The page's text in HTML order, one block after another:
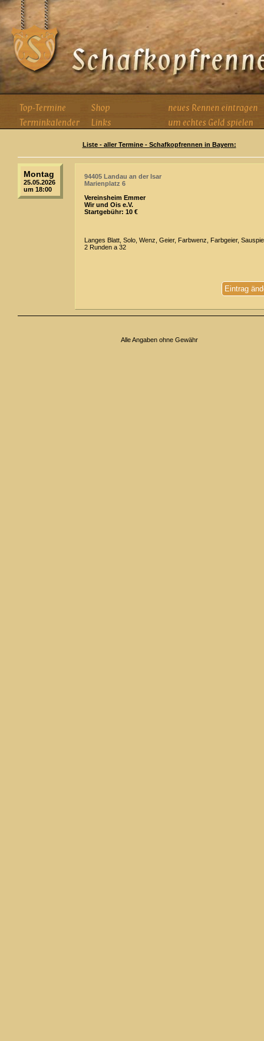
Liste - aller Termine - Schafkopfrennen in Bayern:
Montag
25.05.2026
um 18:00
94405 Landau an der Isar
Marienplatz 6
Vereinsheim Emmer
Wir und Ois e.V.
Startgebühr: 10 €
Langes Blatt, Solo, Wenz, Geier, Farbwenz, Farbgeier,
2 Runden a 32
Eintrag
Alle Angaben ohne Gewähr